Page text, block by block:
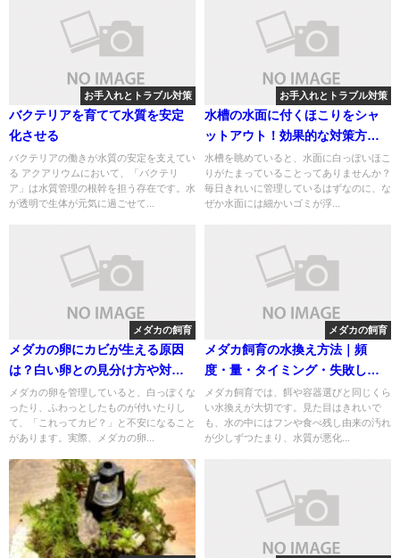
お手入れとトラブル対策
バクテリアを育てて水質を安定
化させる
バクテリアの働きが水質の安定を支えてい
る アクアリウムにおいて、「バクテリ
ア」は水質管理の根幹を担う存在です。水
が透明で生体が元気に過ごせて...
お手入れとトラブル対策
水槽の水面に付くほこりをシャ
ットアウト！効果的な対策方法5
選
水槽を眺めていると、水面に白っぽいほこ
りがたまっていることってありませんか？
毎日きれいに管理しているはずなのに、な
ぜか水面には細かいゴミが浮...
メダカの飼育
メダカの卵にカビが生える原因
は？白い卵との見分け方や対処
法を解説
メダカの卵を管理していると、白っぽくな
ったり、ふわっとしたものが付いたりし
て、「これってカビ？」と不安になること
があります。実際、メダカの卵...
メダカの飼育
メダカ飼育の水換え方法｜頻
度・量・タイミング・失敗しな
いコツを解説
メダカ飼育では、餌や容器選びと同じくら
い水換えが大切です。見た目はきれいで
も、水の中にはフンや食べ残し由来の汚れ
が少しずつたまり、水質が悪化...